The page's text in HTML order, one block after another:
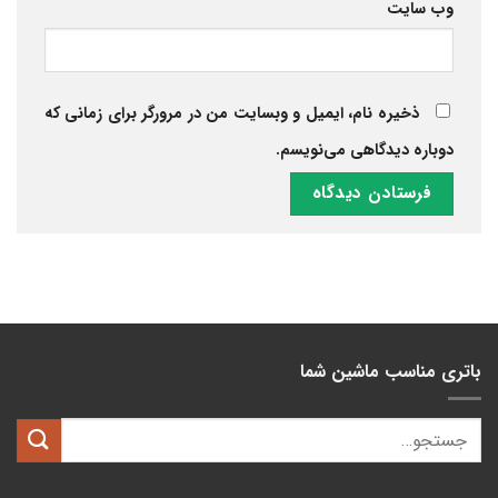
وب‌ سایت
ذخیره نام، ایمیل و وبسایت من در مرورگر برای زمانی که
دوباره دیدگاهی می‌نویسم.
باتری مناسب ماشین شما